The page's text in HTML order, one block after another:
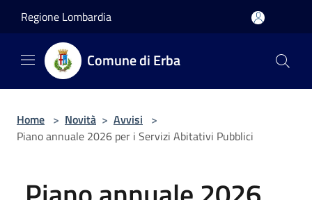
Regione Lombardia
Comune di Erba
Home > Novità > Avvisi >
Piano annuale 2026 per i Servizi Abitativi Pubblici